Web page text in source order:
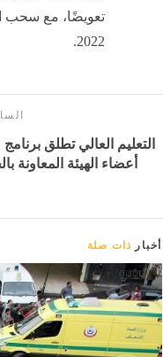
تعويضًا، مع سحب
2022.
التعليم العالي تطلق
أعضاء الهيئة المعاونة
أخبار ذات صلة